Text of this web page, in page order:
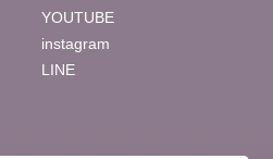
YOUTUBE
instagram
LINE